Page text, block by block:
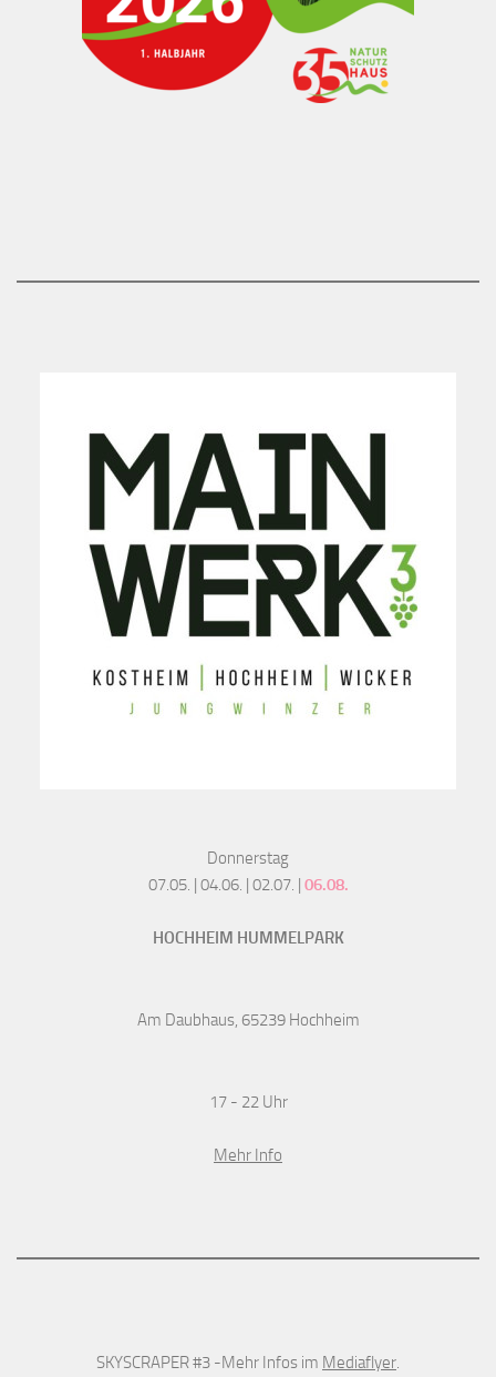
Donnerstag
07.05. | 04.06. | 02.07. | 06.08.
HOCHHEIM HUMMELPARK
Am Daubhaus, 65239 Hochheim
17 - 22 Uhr
Mehr Info
SKYSCRAPER #3 -Mehr Infos im Mediaflyer.